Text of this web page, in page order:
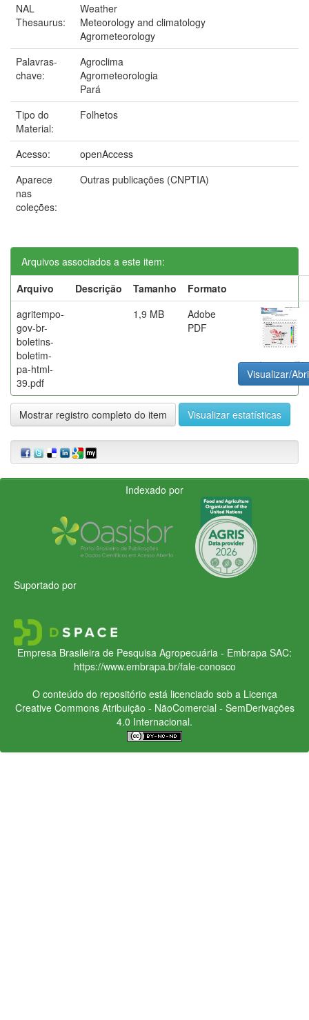
NAL
Thesaurus:
Weather
Meteorology and climatology
Agrometeorology
Palavras-
chave:
Agroclima
Agrometeorologia
Pará
Tipo do
Material:
Folhetos
Acesso:
openAccess
Aparece
nas
coleções:
Outras publicações (CNPTIA)
Arquivos associados a este item:
Arquivo
Descrição Tamanho
Formato
agritempo-
gov-br-
boletins-
boletim-
pa-html-
39.pdf
1,9 MB
Adobe
PDF
Visualizar/
Mostrar registro completo do item Visualizar estatísticas
Indexado por
Suportado por
Empresa Brasileira de Pesquisa Agropecuária - Embrapa SAC:
https://www.embrapa.br/fale-conosco
O conteúdo do repositório está licenciado sob a Licença
Creative CommonsAtribuição - NãoComercial - SemDerivações
4.0 Internacional.